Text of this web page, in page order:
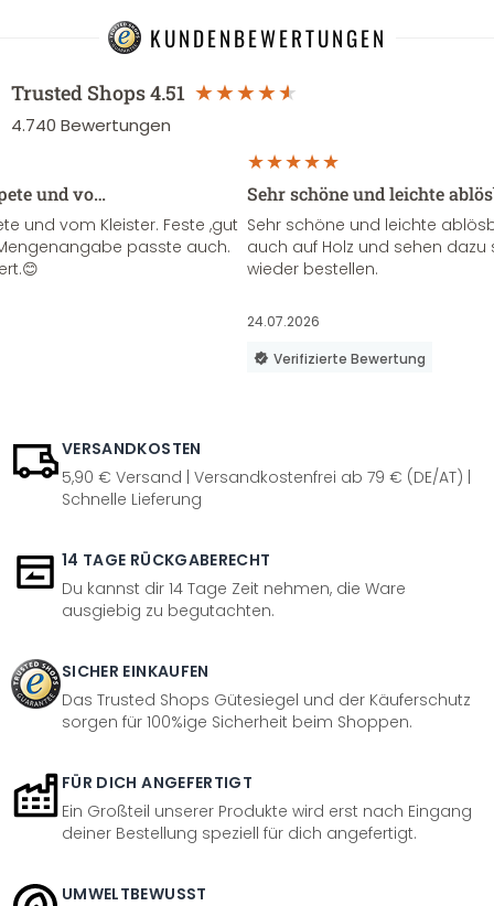
KUNDENBEWERTUNGEN
Trusted Shops4.51
4.740 Bewertungen
und vo…
und vom Kleister. Feste ,gut
passte auch.
Sehr schöne und leichte
Sehr schöne und leichte
auch auf Holz und sehen
wieder bestellen.
24.07.2026
Verifizierte Bewertung
VERSANDKOSTEN
5,90 € Versand | Versandkostenfrei ab 79 € (DE/AT) |
Schnelle Lieferung
14 TAGE RÜCKGABERECHT
Du kannst dir 14 Tage Zeit nehmen, die Ware
ausgiebig zu begutachten.
SICHER EINKAUFEN
Das Trusted Shops Gütesiegel und der Käuferschutz
sorgen für 100%ige Sicherheit beim Shoppen.
FÜR DICH ANGEFERTIGT
Ein Großteil unserer Produkte wird erst nach Eingang
deiner Bestellung speziell für dich angefertigt.
UMWELTBEWUSST